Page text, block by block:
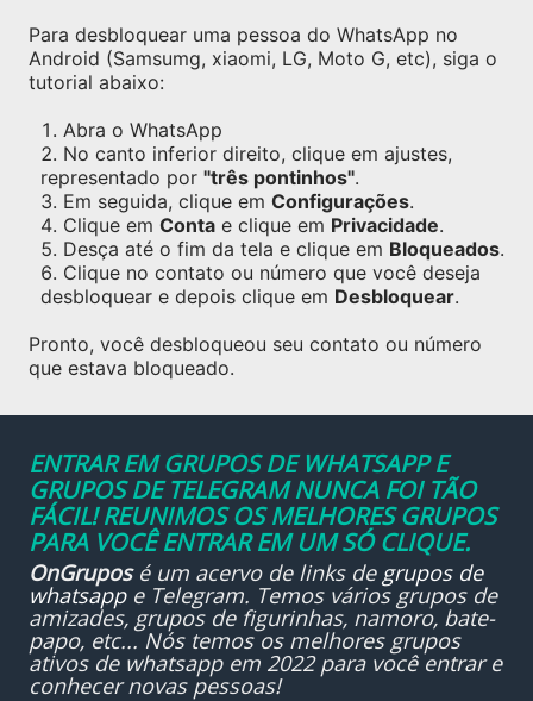
Para desbloquear uma pessoa do WhatsApp no
Android (Samsumg, xiaomi, LG, Moto G, etc), siga o
tutorial abaixo:
Abra o WhatsApp
No canto inferior direito, clique em ajustes,
representado por "três pontinhos".
Em seguida, clique em Configurações.
Clique em Conta e clique em Privacidade.
Desça até o fim da tela e clique em Bloqueados.
Clique no contato ou número que você deseja
desbloquear e depois clique em Desbloquear.
Pronto, você desbloqueou seu contato ou número
que estava bloqueado.
ENTRAR EM GRUPOS DE WHATSAPP E
GRUPOS DE TELEGRAM NUNCA FOI TÃO
FÁCIL! REUNIMOS OS MELHORES GRUPOS
PARA VOCÊ ENTRAR EM UM SÓ CLIQUE.
OnGruposé um acervo de links de grupos de
whatsappe Telegram. Temos vários grupos de
amizades, grupos de figurinhas, namoro, bate-
papo, etc... Nós temos os melhores grupos
ativos de whatsapp em 2022 para você entrar e
conhecer novas pessoas!